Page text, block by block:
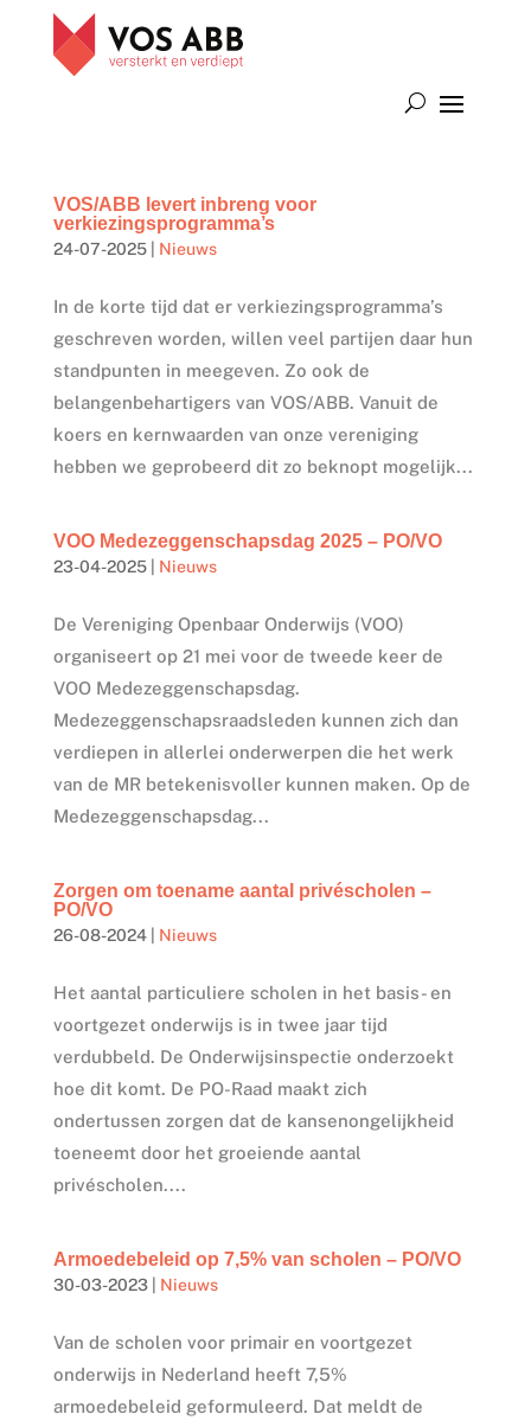
VOS/ABB levert inbreng voor
verkiezingsprogramma’s
24-07-2025| Nieuws
In de korte tijd dat er verkiezingsprogramma’s
geschreven worden, willen veel partijen daar hun
standpunten in meegeven. Zo ook de
belangenbehartigers van VOS/ABB. Vanuit de
koers en kernwaarden van onze vereniging
hebben we geprobeerd dit zo beknopt mogelijk...
VOO Medezeggenschapsdag 2025 – PO/VO
23-04-2025| Nieuws
De Vereniging Openbaar Onderwijs (VOO)
organiseert op 21 mei voor de tweede keer de
VOO Medezeggenschapsdag.
Medezeggenschapsraadsleden kunnen zich dan
verdiepen in allerlei onderwerpen die het werk
van de MR betekenisvoller kunnen maken. Op de
Medezeggenschapsdag...
Zorgen om toename aantal privéscholen –
PO/VO
26-08-2024| Nieuws
Het aantal particuliere scholen in het basis- en
voortgezet onderwijs is in twee jaar tijd
verdubbeld. De Onderwijsinspectie onderzoekt
hoe dit komt. De PO-Raad maakt zich
ondertussen zorgen dat de kansenongelijkheid
toeneemt door het groeiende aantal
privéscholen....
Armoedebeleid op 7,5% van scholen – PO/VO
30-03-2023| Nieuws
Van de scholen voor primair en voortgezet
onderwijs in Nederland heeft 7,5%
armoedebeleid geformuleerd. Dat meldt de